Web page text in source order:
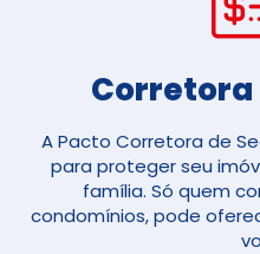
Corretora
A Pacto Corretora de
para proteger seu
família. Só quem
condomínios, pode